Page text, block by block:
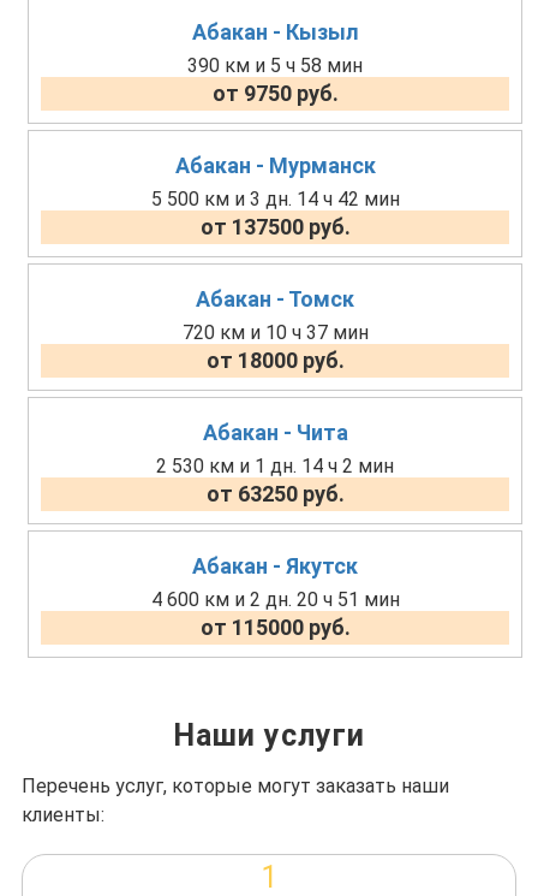
Абакан - Кызыл
390 км и 5 ч 58 мин
от 9750 руб.
Абакан - Мурманск
5 500 км и 3 дн. 14 ч 42 мин
от 137500 руб.
Абакан - Томск
720 км и 10 ч 37 мин
от 18000 руб.
Абакан - Чита
2 530 км и 1 дн. 14 ч 2 мин
от 63250 руб.
Абакан - Якутск
4 600 км и 2 дн. 20 ч 51 мин
от 115000 руб.
Наши услуги
Перечень услуг, которые могут заказать наши
клиенты:
1